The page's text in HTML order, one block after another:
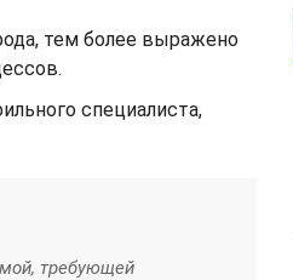
тем более выражено
специалиста,
требующей